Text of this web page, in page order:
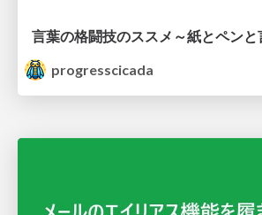
progresscicada